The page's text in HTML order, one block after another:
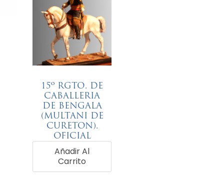
15º RGTO. DE
CABALLERIA
DE BENGALA
(MULTANI DE
CURETON).
OFICIAL
NATIVO –
1887.
Añadir Al
Carrito